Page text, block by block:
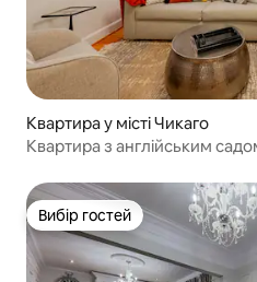
Квартира у місті Чикаго
Квартира з англійським
Вибір гостей
Вибір гостей